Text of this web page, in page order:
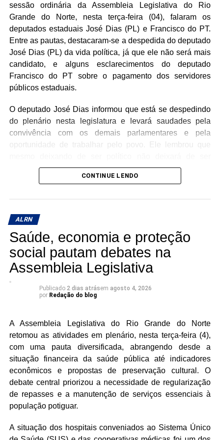
familiares, amigos, ao clero e a toda a comunidade
católica, reconhecendo o compromisso do Monsenhor
com a evangelização e o bem-estar social ao longo de
sua caminhada sacerdotal.
sessão ordinária da Assembleia Legislativa do Rio
Grande do Norte, nesta terça-feira (04), falaram os
deputados estaduais José Dias (PL) e Francisco do PT.
Entre as pautas, destacaram-se a despedida do deputado
José Dias (PL) da vida política, já que ele não será mais
candidato, e alguns esclarecimentos do deputado
Francisco do PT sobre o pagamento dos servidores
públicos estaduais.
O deputado José Dias informou que está se despedindo
do plenário nesta legislatura e levará saudades pela
convivência com os demais parlamentares e pela
oportunidade de trabalhar pelo povo. Ele lembrou que
cidadão e continuará votando pelo progresso da
O deputado Francisco do PT citou a despedida de José
Dias, enfatizando que a Casa Legislativa perderá um
grande debatedor, mesmo eles tendo muitas divergências
políticas.
Francisco do PT falou ainda do pagamento dos
servidores públicos estaduais, principalmente dos
aposentados e pensionistas que ainda não receberam.
Ele informou que até próxima quarta-feira (05) o governo
também mencionou as fugas do sistema prisional que
aconteceram nos últimos dias no Rio Grande do Norte.
CONTINUE LENDO
ALRN
Saúde, economia e proteção
social pautam debates na
Assembleia Legislativa
Publicado 2 dias atrásem agosto 4, 2026
por Redação do blog
A Assembleia Legislativa do Rio Grande do Norte
retomou as atividades em plenário, nesta terça-feira (4),
com uma pauta diversificada, abrangendo desde a
situação financeira da saúde pública até indicadores
econômicos e propostas de preservação cultural. O
debate central priorizou a necessidade de regularização
de repasses e a manutenção de serviços essenciais à
população potiguar.
A situação dos hospitais conveniados ao Sistema Único